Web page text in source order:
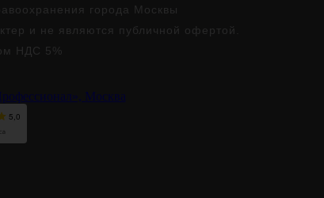
города Москвы
и не являются публичной офертой.
НДС 5%